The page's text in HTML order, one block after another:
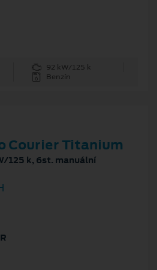
92 kW/125 k
Benzín
Courier Titanium
125 k, 6st. manuální